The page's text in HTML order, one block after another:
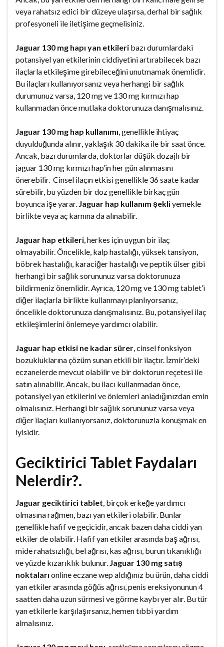
veya rahatsız edici bir düzeye ulaşırsa, derhal bir sağlık
profesyoneli ile iletişime geçmelisiniz.
Jaguar 130 mg hapı yan etkileri bazı durumlardaki
potansiyel yan etkilerinin ciddiyetini artırabilecek bazı
ilaçlarla etkileşime girebileceğini unutmamak önemlidir.
Bu ilaçları kullanıyorsanız veya herhangi bir sağlık
durumunuz varsa, 120 mg ve 130 mg kırmızı hap
kullanmadan önce mutlaka doktorunuza danışmalısınız.
Jaguar 130 mg hap kullanımı, genellikle ihtiyaç
duyulduğunda alınır, yaklaşık 30 dakika ile bir saat önce.
Ancak, bazı durumlarda, doktorlar düşük dozajlı bir
jaguar 130 mg kırmızı hap’in her gün alınmasını
önerebilir. Cinsel ilaçın etkisi genellikle 36 saate kadar
sürebilir, bu yüzden bir doz genellikle birkaç gün
boyunca işe yarar. Jaguar hap kullanım şekliyemekle
birlikte veya aç karnına da alınabilir.
Jaguar hap etkileri, herkes için uygun bir ilaç
olmayabilir. Öncelikle, kalp hastalığı, yüksek tansiyon,
böbrek hastalığı, karaciğer hastalığı ve peptik ülser gibi
herhangi bir sağlık sorununuz varsa doktorunuza
bildirmeniz önemlidir. Ayrıca, 120 mg ve 130 mg tablet’i
diğer ilaçlarla birlikte kullanmayı planlıyorsanız,
öncelikle doktorunuza danışmalısınız. Bu, potansiyel ilaç
etkileşimlerini önlemeye yardımcı olabilir.
Jaguar hap etkisi ne kadar sürer, cinsel fonksiyon
bozukluklarına çözüm sunan etkili bir ilaçtır. İzmir’deki
eczanelerde mevcut olabilir ve bir doktorun reçetesi ile
satın alınabilir. Ancak, bu ilacı kullanmadan önce,
potansiyel yan etkilerini ve önlemleri anladığınızdan emin
olmalısınız. Herhangi bir sağlık sorununuz varsa veya
diğer ilaçları kullanıyorsanız, doktorunuzla konuşmak en
iyisidir.
Geciktirici Tablet Faydaları
Nelerdir?.
Jaguar geciktirici tablet, birçok erkeğe yardımcı
olmasına rağmen, bazı yan etkileri olabilir. Bunlar
genellikle hafif ve geçicidir, ancak bazen daha ciddi yan
etkiler de olabilir. Hafif yan etkiler arasında baş ağrısı,
mide rahatsızlığı, bel ağrısı, kas ağrısı, burun tıkanıklığı
ve yüzde kızarıklık bulunur. Jaguar 130 mg satış
noktaları online eczane wep aldığınız bu ürün, daha ciddi
yan etkiler arasında göğüs ağrısı, penis ereksiyonunun 4
saatten daha uzun sürmesi ve görme kaybı yer alır. Bu tür
yan etkilerle karşılaşırsanız, hemen tıbbi yardım
almalısınız.